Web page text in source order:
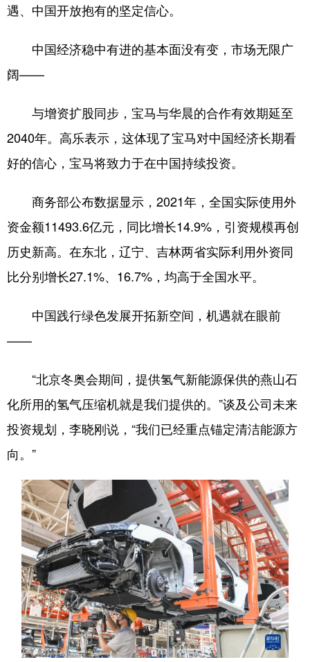
遇、中国开放抱有的坚定信心。
中国经济稳中有进的基本面没有变，市场无限广
阔——
与增资扩股同步，宝马与华晨的合作有效期延至
2040年。高乐表示，这体现了宝马对中国经济长期看
好的信心，宝马将致力于在中国持续投资。
商务部公布数据显示，2021年，全国实际使用外
资金额11493.6亿元，同比增长14.9%，引资规模再创
历史新高。在东北，辽宁、吉林两省实际利用外资同
比分别增长27.1%、16.7%，均高于全国水平。
中国践行绿色发展开拓新空间，机遇就在眼前
——
“北京冬奥会期间，提供氢气新能源保供的燕山石
化所用的氢气压缩机就是我们提供的。”谈及公司未来
投资规划，李晓刚说，“我们已经重点锚定清洁能源方
向。”